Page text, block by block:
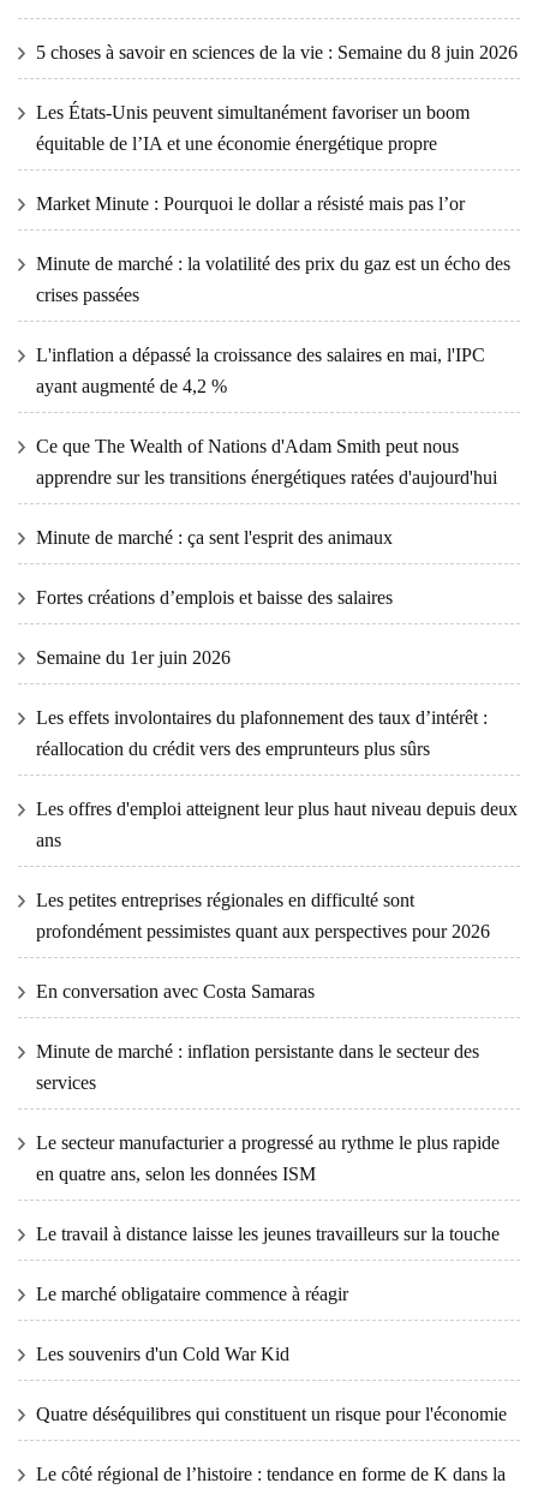
5 choses à savoir en sciences de la vie : Semaine du 8 juin 2026
Les États-Unis peuvent simultanément favoriser un boom
équitable de l’IA et une économie énergétique propre
Market Minute : Pourquoi le dollar a résisté mais pas l’or
Minute de marché : la volatilité des prix du gaz est un écho des
crises passées
L'inflation a dépassé la croissance des salaires en mai, l'IPC
ayant augmenté de 4,2 %
Ce que The Wealth of Nations d'Adam Smith peut nous
apprendre sur les transitions énergétiques ratées d'aujourd'hui
Minute de marché : ça sent l'esprit des animaux
Fortes créations d’emplois et baisse des salaires
Semaine du 1er juin 2026
Les effets involontaires du plafonnement des taux d’intérêt :
réallocation du crédit vers des emprunteurs plus sûrs
Les offres d'emploi atteignent leur plus haut niveau depuis deux
ans
Les petites entreprises régionales en difficulté sont
profondément pessimistes quant aux perspectives pour 2026
En conversation avec Costa Samaras
Minute de marché : inflation persistante dans le secteur des
services
Le secteur manufacturier a progressé au rythme le plus rapide
en quatre ans, selon les données ISM
Le travail à distance laisse les jeunes travailleurs sur la touche
Le marché obligataire commence à réagir
Les souvenirs d'un Cold War Kid
Quatre déséquilibres qui constituent un risque pour l'économie
Le côté régional de l’histoire : tendance en forme de K dans la